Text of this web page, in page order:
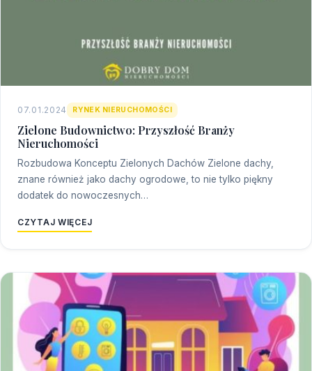
07.01.2024 RYNEK NIERUCHOMOŚCI
Zielone Budownictwo: Przyszłość Branży
Nieruchomości
Rozbudowa Konceptu Zielonych Dachów Zielone dachy,
znane również jako dachy ogrodowe, to nie tylko piękny
dodatek do nowoczesnych…
CZYTAJ WIĘCEJ